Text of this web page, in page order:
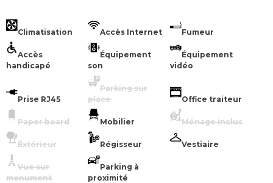
Climatisation Accès Internet Fumeur
Accès
handicapé
Équipement
son
Équipement
vidéo
Prise RJ45
Parking sur
place
Office traiteur
Paper board Mobilier Ménage inclus
Éxtérieur Régisseur Vestiaire
Vue sur
monument
Parking à
proximité